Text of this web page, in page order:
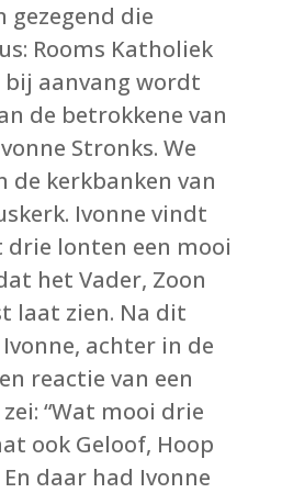
die
Rooms Katholiek
aanvang wordt
de betrokkene van
Stronks. We
de kerkbanken van
Ivonne vindt
drie lonten een mooi
het Vader, Zoon
laat zien. Na dit
achter in de
reactie van een
“Wat mooi drie
ook Geloof, Hoop
En daar had Ivonne